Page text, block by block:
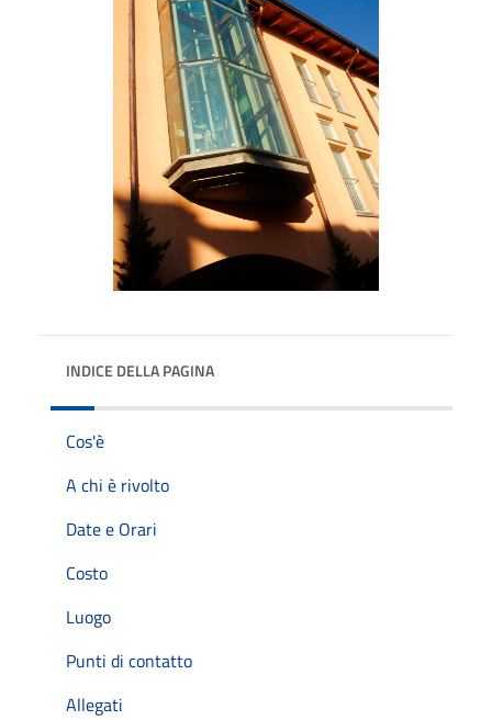
INDICE DELLA PAGINA
Cos'è
A chi è rivolto
Date e Orari
Costo
Luogo
Punti di contatto
Allegati